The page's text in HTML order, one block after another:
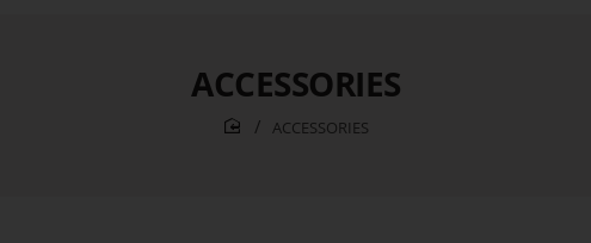
ACCESSORIES
ACCESSORIES